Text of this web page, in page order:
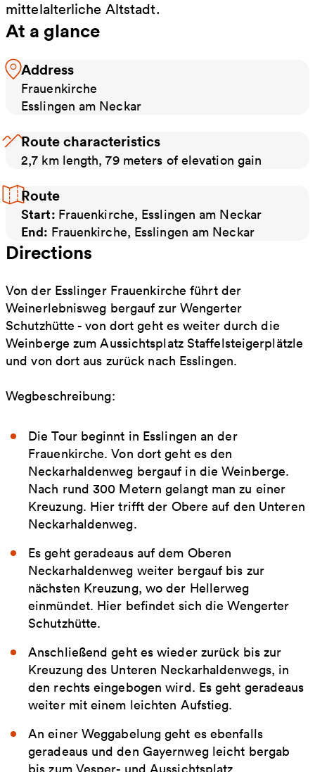
mittelalterliche Altstadt.
At a glance
Address
Frauenkirche
Esslingen am Neckar
Route characteristics
2,7 km length, 79 meters of elevation gain
Route
Start: Frauenkirche, Esslingen am Neckar
End: Frauenkirche, Esslingen am Neckar
Directions
Von der Esslinger Frauenkirche führt der
Weinerlebnisweg bergauf zur Wengerter
Schutzhütte - von dort geht es weiter durch die
Weinberge zum Aussichtsplatz Staffelsteigerplätzle
und von dort aus zurück nach Esslingen.
Wegbeschreibung:
Die Tour beginnt in Esslingen an der
Frauenkirche. Von dort geht es den
Neckarhaldenweg bergauf in die Weinberge.
Nach rund 300 Metern gelangt man zu einer
Kreuzung. Hier trifft der Obere auf den Unteren
Neckarhaldenweg.
Es geht geradeaus auf dem Oberen
Neckarhaldenweg weiter bergauf bis zur
nächsten Kreuzung, wo der Hellerweg
einmündet. Hier befindet sich die Wengerter
Schutzhütte.
Anschließend geht es wieder zurück bis zur
Kreuzung des Unteren Neckarhaldenwegs, in
den rechts eingebogen wird. Es geht geradeaus
weiter mit einem leichten Aufstieg.
An einer Weggabelung geht es ebenfalls
geradeaus und den Gayernweg leicht bergab